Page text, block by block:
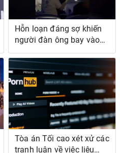
Hỗn loạn đáng sợ khiến
người đàn ông bay vào
thùng rác trên cao trong
video lan truyền
Tòa án Tối cao xét xử các
tranh luận về việc liệu